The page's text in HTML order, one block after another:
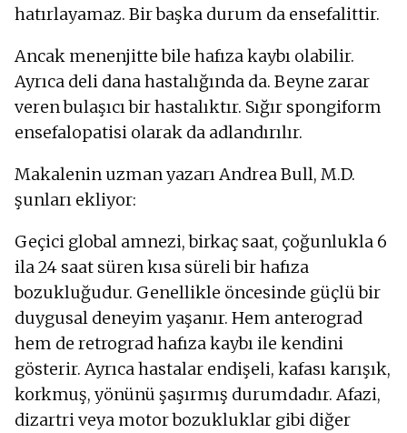
hatırlayamaz. Bir başka durum da ensefalittir.
Ancak menenjitte bile hafıza kaybı olabilir.
Ayrıca deli dana hastalığında da. Beyne zarar
veren bulaşıcı bir hastalıktır. Sığır spongiform
ensefalopatisi olarak da adlandırılır.
Makalenin uzman yazarı Andrea Bull, M.D.
şunları ekliyor:
Geçici global amnezi, birkaç saat, çoğunlukla 6
ila 24 saat süren kısa süreli bir hafıza
bozukluğudur. Genellikle öncesinde güçlü bir
duygusal deneyim yaşanır. Hem anterograd
hem de retrograd hafıza kaybı ile kendini
gösterir. Ayrıca hastalar endişeli, kafası karışık,
korkmuş, yönünü şaşırmış durumdadır. Afazi,
dizartri veya motor bozukluklar gibi diğer